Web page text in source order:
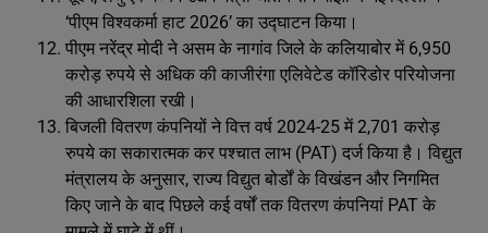
‘पीएम विश्वकर्मा हाट 2026’ का उद्घाटन किया।
पीएम नरेंद्र मोदी ने असम के नागांव जिले के कलियाबोर में 6,950
करोड़ रुपये से अधिक की काजीरंगा एलिवेटेड कॉरिडोर परियोजना
की आधारशिला रखी।
बिजली वितरण कंपनियों ने वित्त वर्ष 2024-25 में 2,701 करोड़
रुपये का सकारात्मक कर पश्चात लाभ (PAT) दर्ज किया है। विद्युत
मंत्रालय के अनुसार, राज्य विद्युत बोर्डों के विखंडन और निगमित
किए जाने के बाद पिछले कई वर्षों तक वितरण कंपनियां PAT के